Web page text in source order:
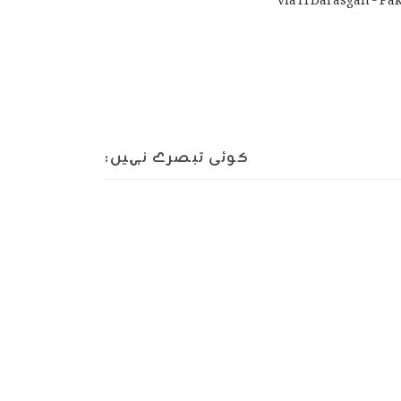
کوئی تبصرے نہیں: